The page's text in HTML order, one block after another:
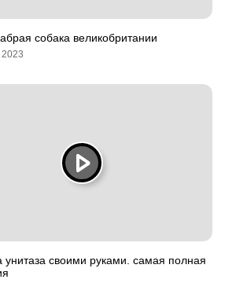
собака великобритании
унитаза своими руками. самая полная